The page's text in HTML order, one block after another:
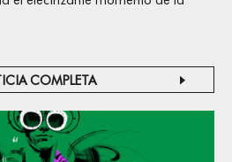
COMPLETA